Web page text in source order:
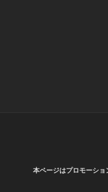
本ページはプロモーシ